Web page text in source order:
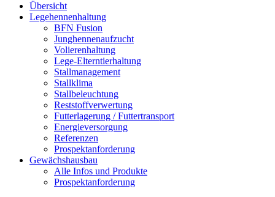
Übersicht
Legehennenhaltung
BFN Fusion
Junghennenaufzucht
Volierenhaltung
Lege-Elterntierhaltung
Stallmanagement
Stallklima
Stallbeleuchtung
Reststoffverwertung
Futterlagerung / Futtertransport
Energieversorgung
Referenzen
Prospektanforderung
Gewächshausbau
Alle Infos und Produkte
Prospektanforderung